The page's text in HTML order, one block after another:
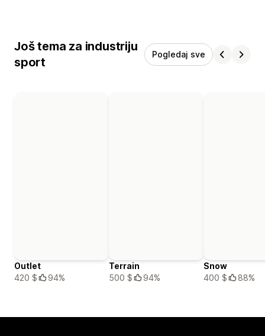
Još tema za industriju
sport
Pogledaj sve
Outlet
420 $
94%
Terrain
500 $
94%
Snow
400 $
88%